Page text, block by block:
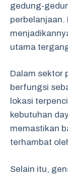
gedung-
perbelanjaan.
utama
Dalam sektor
berfungsi
lokasi
kebutuhan
memastikan
terhambat
Selain itu,